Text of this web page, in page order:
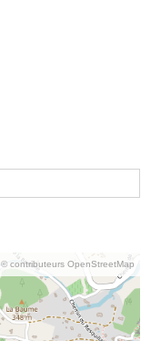
© contributeurs OpenStreetMap